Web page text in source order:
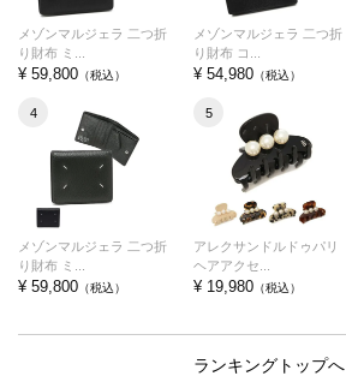
メゾンマルジェラ 二つ折
り財布 ミ...
¥ 59,800 （税込）
メゾンマルジェラ 二つ折
り財布 コ...
¥ 54,980 （税込）
4
メゾンマルジェラ 二つ折
り財布 ミ...
¥ 59,800 （税込）
5
アレクサンドルドゥパリ
ヘアアクセ...
¥ 19,980 （税込）
ランキングトップへ